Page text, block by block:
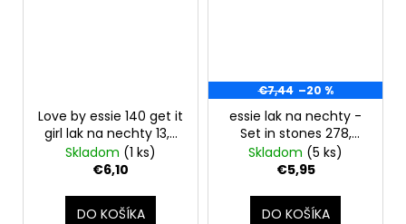
Love by essie 140 get it
girl lak na nechty 13,5
ml
Skladom (1 ks)
€6,10
DO KOŠÍKA
€7,44 –20 %
essie lak na nechty -
Set in stones 278,
13,5ml
Skladom (5 ks)
€5,95
DO KOŠÍKA